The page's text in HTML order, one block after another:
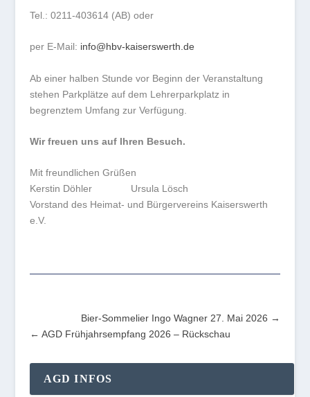
Tel.: 0211-403614 (AB) oder
per E-Mail: info@hbv-kaiserswerth.de
Ab einer halben Stunde vor Beginn der Veranstaltung
stehen Parkplätze auf dem Lehrerparkplatz in
begrenztem Umfang zur Verfügung.
Wir freuen uns auf Ihren Besuch.
Mit freundlichen Grüßen
Kerstin Döhler Ursula Lösch
Vorstand des Heimat- und Bürgervereins Kaiserswerth
e.V.
Bier-Sommelier Ingo Wagner 27. Mai 2026
AGD Frühjahrsempfang 2026 – Rückschau
AGD INFOS